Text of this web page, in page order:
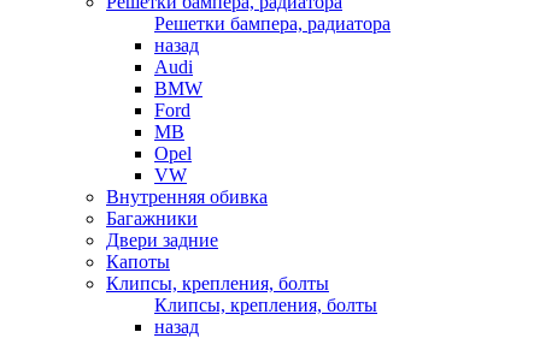
Решетки бампера, радиатора
назад
Audi
BMW
Ford
MB
Opel
VW
Внутренняя обивка
Багажники
Двери задние
Капоты
Клипсы, крепления, болты
Клипсы, крепления, болты
назад